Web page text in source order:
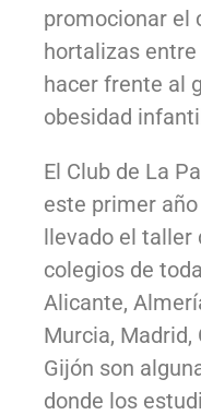
promocionar el
hortalizas
hacer frente al
obesidad
El Club de La
este primer
llevado el taller
colegios de
Alicante,
Murcia, Madrid,
Gijón son
donde los